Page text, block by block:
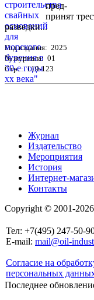
пред-
принят
разведки...
Год издания: 2025
№ журнала: 01
Стр. : 119-123
Журнал
Издательство
Мероприятия
История
Интернет-
Контакты
Copyright © 2001-
Тел: +7(495) 247-50-
E-mail: mail@oil-
Согласие на
персональных
Последнее